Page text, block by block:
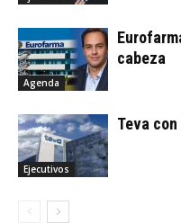
Agenda
cabeza
Ejecutivos
Teva